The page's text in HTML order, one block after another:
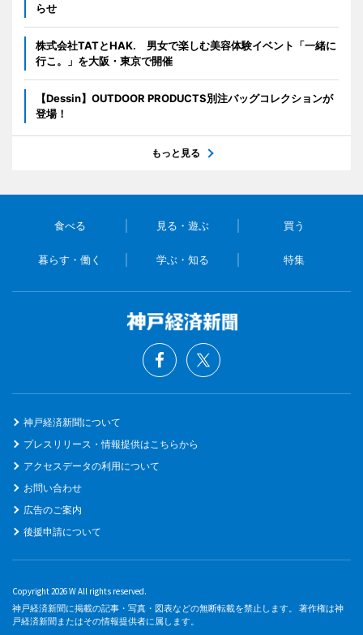
らせ
株式会社TATとHAK. 男女で楽しむ美容体験イベント「一緒に
行こ。」を大阪・東京で開催
【Dessin】OUTDOOR PRODUCTS別注バッグコレクションが
登場！
もっと見る
食べる 見る・遊ぶ 買う
暮らす・働く 学ぶ・知る 特集
神戸経済新聞について
プレスリリース・情報提供はこちらから
アクセスデータの利用について
お問い合わせ
広告のご案内
後援申請について
Copyright 2026 W All rights reserved.
神戸経済新聞に掲載の記事・写真・図表などの無断転載を禁止します。 著作権は神
戸経済新聞またはその情報提供者に属します。